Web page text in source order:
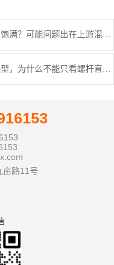
亩路11号